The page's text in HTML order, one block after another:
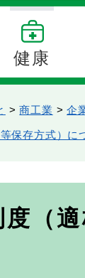
健康
>商工業 >企
保存方式）に
（